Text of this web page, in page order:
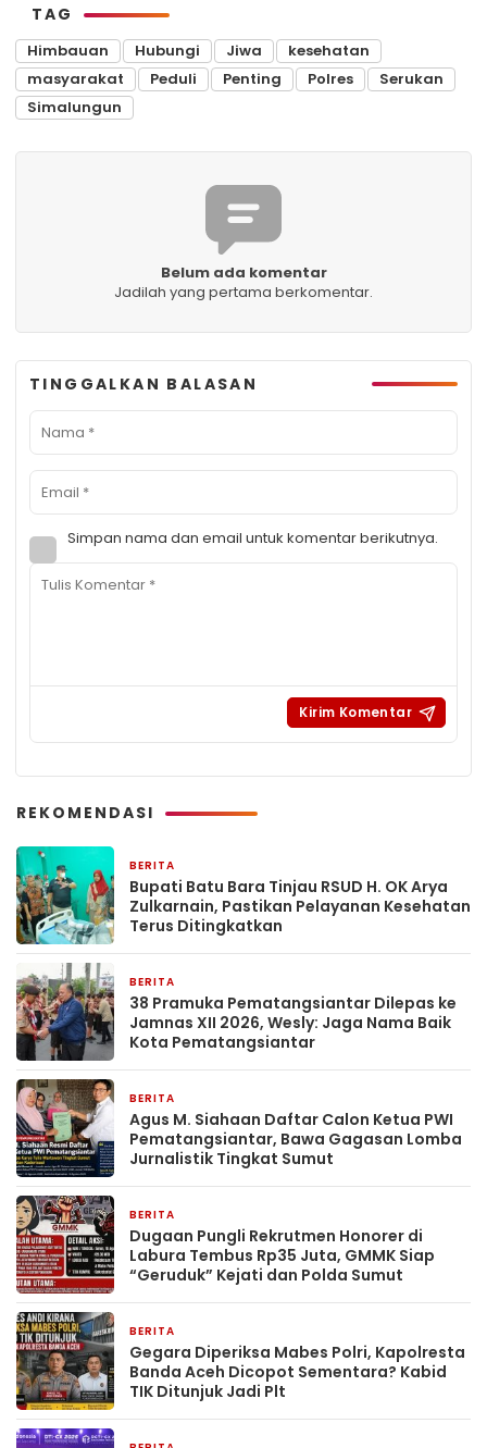
TAG
Himbauan Hubungi Jiwa
kesehatan
masyarakat
Peduli Penting Polres
Serukan
Simalungun
Belum ada komentar
Jadilah yang pertama berkomentar.
TINGGALKAN BALASAN
Simpan nama dan email untuk komentar berikutnya.
REKOMENDASI
BERITA
Bupati Batu Bara Tinjau RSUD H. OK Arya
Zulkarnain, Pastikan Pelayanan Kesehatan
Terus Ditingkatkan
BERITA
38 Pramuka Pematangsiantar Dilepas ke
Jamnas XII 2026, Wesly: Jaga Nama Baik
Kota Pematangsiantar
BERITA
Agus M. Siahaan Daftar Calon Ketua PWI
Pematangsiantar, Bawa Gagasan Lomba
Jurnalistik Tingkat Sumut
BERITA
Dugaan Pungli Rekrutmen Honorer di
Labura Tembus Rp35 Juta, GMMK Siap
“Geruduk” Kejati dan Polda Sumut
BERITA
Gegara Diperiksa Mabes Polri, Kapolresta
Banda Aceh Dicopot Sementara? Kabid
TIK Ditunjuk Jadi Plt